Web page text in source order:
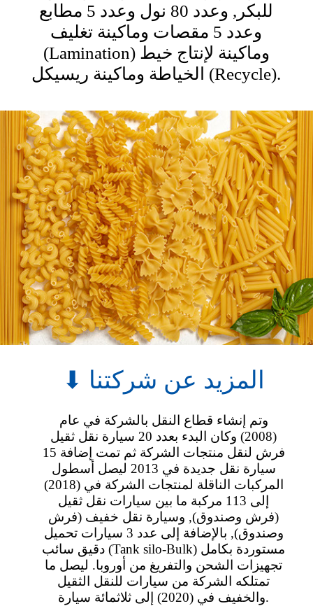
للبكر, وعدد 80 نول وعدد 5 مطابع
وعدد 5 مقصات وماكينة تغليف
(Lamination) وماكينة لإنتاج خيط
الخياطة وماكينة ريسيكل (Recycle).
⬇ المزيد عن شركتنا
وتم إنشاء قطاع النقل بالشركة في عام
(2008) وكان البدء بعدد 20 سيارة نقل ثقيل
فرش لنقل منتجات الشركة ثم تمت إضافة 15
سيارة نقل جديدة في 2013 ليصل أسطول
المركبات الناقلة لمنتجات الشركة في (2018)
إلى 113 مركبة ما بين سيارات نقل ثقيل
(فرش وصندوق), وسيارة نقل خفيف (فرش
وصندوق), بالإضافة إلى عدد 3 سيارات تحميل
دقيق سائب (Tank silo-Bulk) مستوردة بكامل
تجهيزات الشحن والتفريغ من أوروبا. ليصل ما
تمتلكه الشركة من سيارات للنقل الثقيل
والخفيف في (2020) إلى ثلاثمائة سيارة.